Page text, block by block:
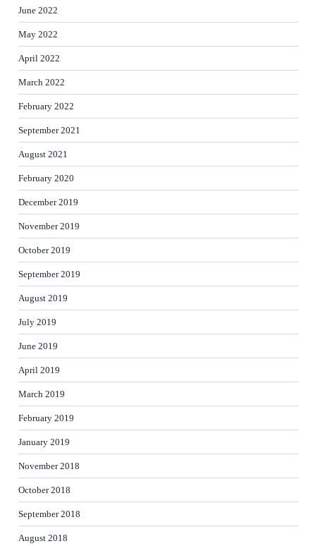
June 2022
May 2022
April 2022
March 2022
February 2022
September 2021
August 2021
February 2020
December 2019
November 2019
October 2019
September 2019
August 2019
July 2019
June 2019
April 2019
March 2019
February 2019
January 2019
November 2018
October 2018
September 2018
August 2018